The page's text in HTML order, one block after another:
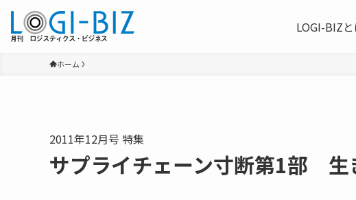
LOGI-BIZ
ホーム
2011年12月号 特集
サプライチェーン寸断第1部 生